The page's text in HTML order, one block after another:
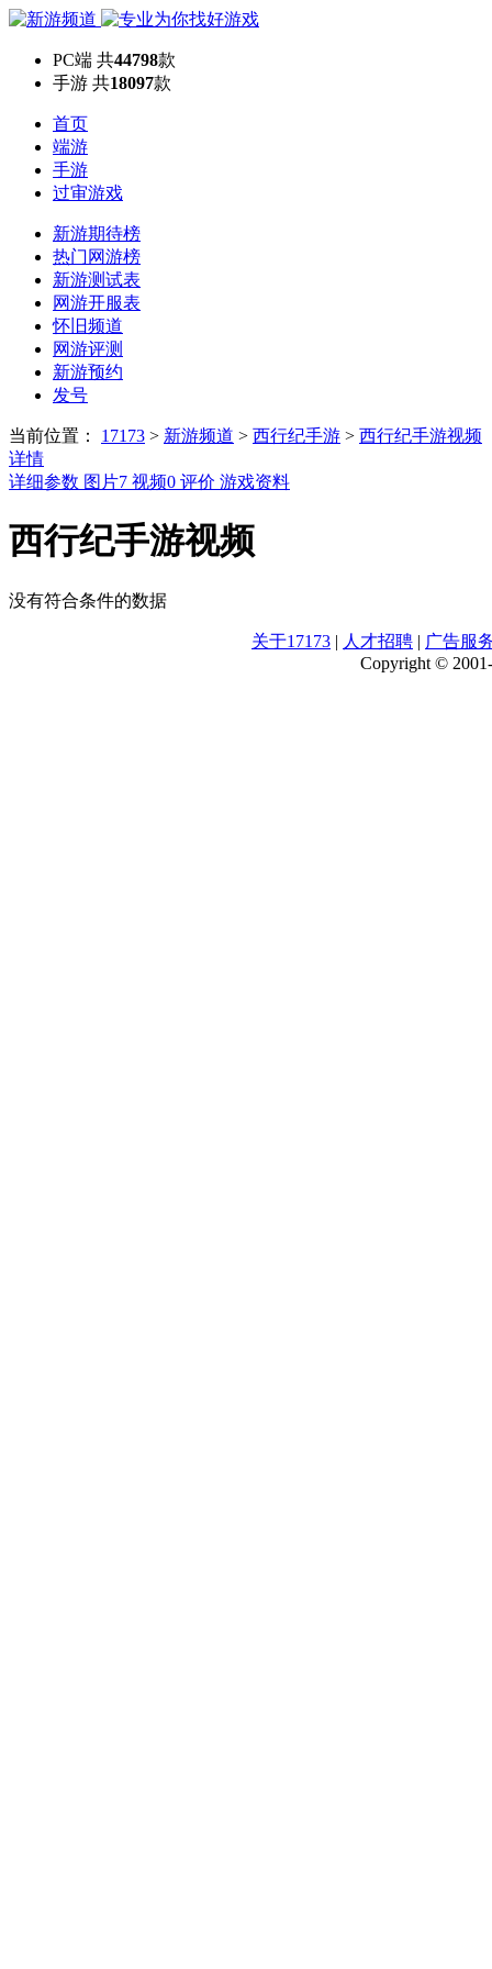
PC端 共44798款
手游 共18097款
首页
端游
手游
过审游戏
新游期待榜
热门网游榜
新游测试表
网游开服表
怀旧频道
网游评测
新游预约
发号
当前位置： 17173 > 新游频道 > 西行纪手游 > 西行纪手游视频
详情
详细参数 图片7 视频0 评价 游戏资料
西行纪手游视频
没有符合条件的数据
关于17173 | 人才招聘 | 广告服
Copyright ©